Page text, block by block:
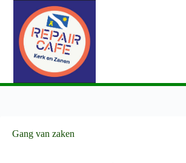
inhoud
Gang van zaken